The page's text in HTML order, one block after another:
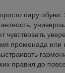
пару обуви.
чувствовать
променада
правил до